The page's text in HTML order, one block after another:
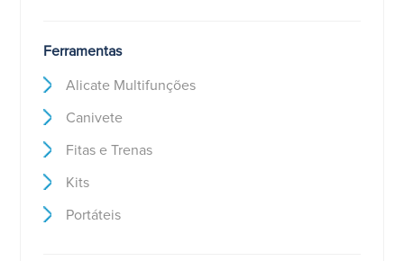
Ferramentas
Alicate Multifunções
Canivete
Fitas e Trenas
Kits
Portáteis